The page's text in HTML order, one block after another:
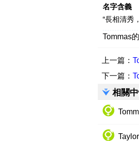
名字含義
“長相清秀
Tommas
上一篇：
下一篇：
相關
Taylor